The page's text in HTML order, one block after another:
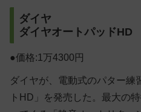
ダイヤ
ダイヤオートパッドHD
●価格:1万4300円
ダイヤが、電動式のパター練
トHD」を発売した。最大の